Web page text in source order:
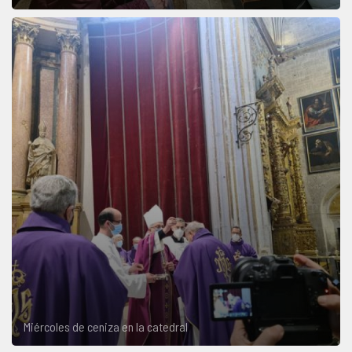
Miércoles de ceniza en la catedral